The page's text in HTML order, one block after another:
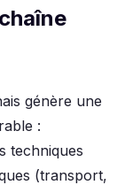
génère une
:
techniques
(transport,